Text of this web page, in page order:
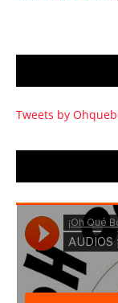
Tweets by